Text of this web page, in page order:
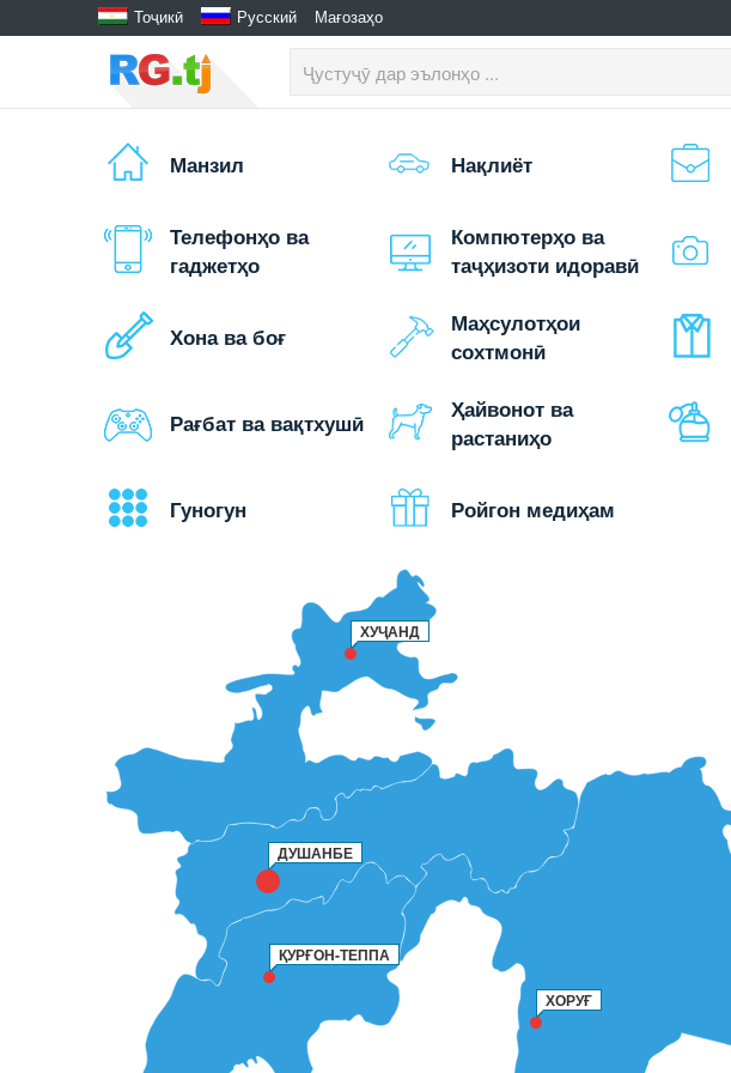
Тоҷикӣ Русский Мағозаҳо
Манзил Нақлиёт
Телефонҳо ва
гаджетҳо
Компютерҳо ва
таҷҳизоти идоравӣ
Хона ва боғ
Маҳсулотҳои
сохтмонӣ
Рағбат ва вақтхушӣ
Ҳайвонот ва
растаниҳо
Гуногун Ройгон медиҳам
ДУШАНБЕ
ҚУРҒОН-ТЕППА
ХОРУҒ
ХУҶАНД